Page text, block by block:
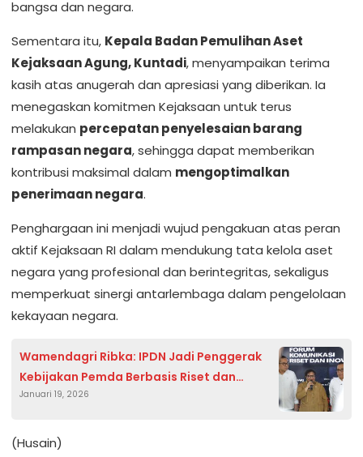
bangsa dan negara.
Sementara itu, Kepala Badan Pemulihan Aset
Kejaksaan Agung, Kuntadi, menyampaikan terima
kasih atas anugerah dan apresiasi yang diberikan. Ia
menegaskan komitmen Kejaksaan untuk terus
melakukan percepatan penyelesaian barang
rampasan negara, sehingga dapat memberikan
kontribusi maksimal dalam mengoptimalkan
penerimaan negara.
Penghargaan ini menjadi wujud pengakuan atas peran
aktif Kejaksaan RI dalam mendukung tata kelola aset
negara yang profesional dan berintegritas, sekaligus
memperkuat sinergi antarlembaga dalam pengelolaan
kekayaan negara.
Wamendagri Ribka: IPDN Jadi Penggerak
Kebijakan Pemda Berbasis Riset dan
Inovasi
Januari 19, 2026
(Husain)